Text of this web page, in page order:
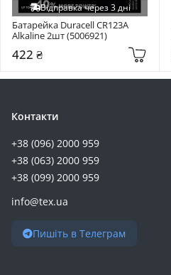
Відправка через 3 дні
Батарейка Duracell CR123A
Alkaline 2шт (5006921)
422 ₴
Контакти
+38 (096) 2000 959
+38 (063) 2000 959
+38 (099) 2000 959
info@tex.ua
Пишіть в Телеграм